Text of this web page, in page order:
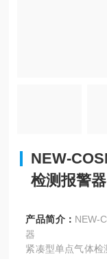
NEW-
检测报警器
产品简介： NEW-
器
紧凑型单点气体检